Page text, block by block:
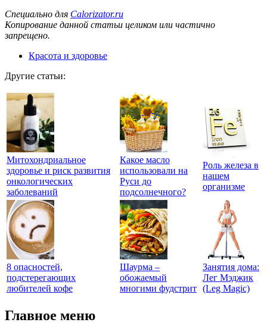
Специально для Calorizator.ru
Копирование данной статьи целиком или частично
запрещено.
Красота и здоровье
Другие статьи:
Митохондриальное
здоровье и риск развития
онкологических
заболеваний
Какое масло
использовали на
Руси до
подсолнечного?
Роль железа в
нашем
организме
8 опасностей,
подстерегающих
любителей кофе
Шаурма –
обожаемый
многими фудстрит
Занятия дома:
Лег Мэджик
(Leg Magic)
Главное меню